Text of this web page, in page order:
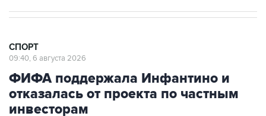
ФИФА поддержала Инфантино и
отказалась от проекта по частным
инвесторам